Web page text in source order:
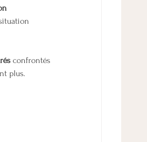
confrontés
plus.